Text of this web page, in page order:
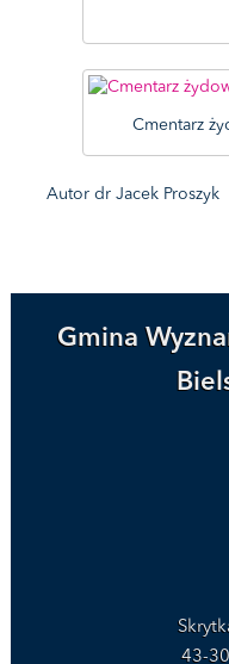
Cmentarz
Autor dr Jacek Proszyk
Gmina
43-